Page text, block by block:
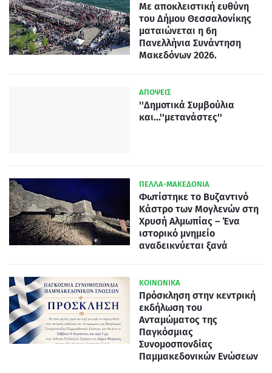
Με αποκλειστική ευθύνη
του Δήμου Θεσσαλονίκης
ματαιώνεται η 6η
Πανελλήνια Συνάντηση
Μακεδόνων 2026.
ΑΠΟΨΕΙΣ
''Δημοτικά Συμβούλια
και...''μετανάστες''
ΠΕΛΛΑ-ΜΑΚΕΔΟΝΙΑ
Φωτίστηκε το Βυζαντινό
Κάστρο των Μογλενών στη
Χρυσή Αλμωπίας – Ένα
ιστορικό μνημείο
αναδεικνύεται ξανά
ΚΟΙΝΩΝΙΚΑ
Πρόσκληση στην κεντρική
εκδήλωση του
Ανταμώματος της
Παγκόσμιας
Συνομοσπονδίας
Παμμακεδονικών Ενώσεων